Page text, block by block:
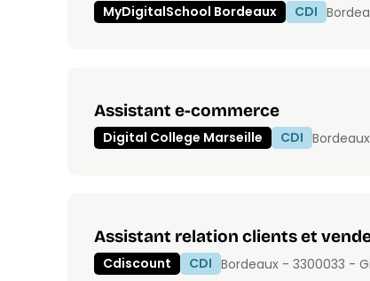
MyDigitalSchool Bordeaux CDI
Assistant e-commerce
Digital College Marseille CDI
Assistant relation clients et
Cdiscount CDI Bordeaux - 3300033 -